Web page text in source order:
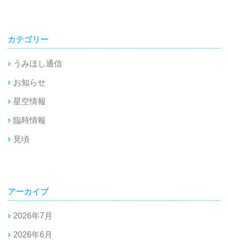
カテゴリー
うみほし通信
お知らせ
星空情報
臨時情報
見頃
アーカイブ
2026年7月
2026年6月